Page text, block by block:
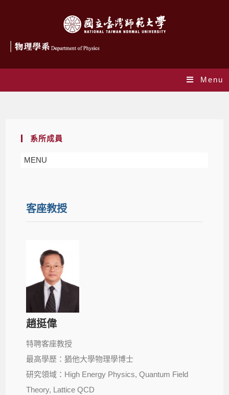
Menu
系所成員
MENU
客座教授
趙挺偉
特聘客座教授
最高學歷：猶他大學物理學博士
研究領域：High Energy Physics, Quantum Field
Theory, Lattice QCD